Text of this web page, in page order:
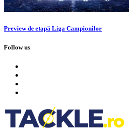
Preview de etapă Liga Campionilor
Follow us